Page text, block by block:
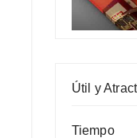
Útil y
Tiempo